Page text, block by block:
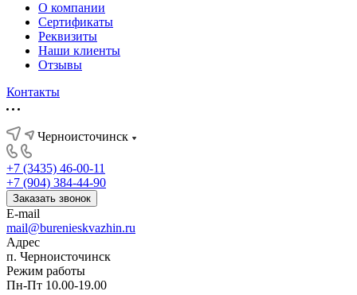
О компании
Сертификаты
Реквизиты
Наши клиенты
Отзывы
Контакты
Черноисточинск
+7 (3435) 46-00-11
+7 (904) 384-44-90
Заказать звонок
E-mail
mail@burenieskvazhin.ru
Адрес
п. Черноисточинск
Режим работы
Пн-Пт 10.00-19.00